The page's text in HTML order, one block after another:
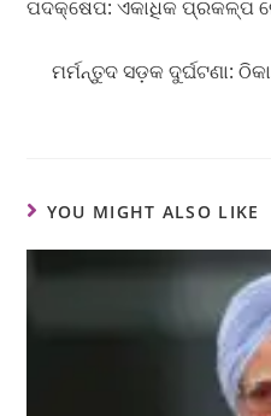
ପଦକ୍ଷେପ: ଏକାଧିକ ପ୍ରକଳ୍ପ
ମର୍ମନ୍ତୁଦ ସଡ଼କ ଦୁର୍ଘଟଣା:
YOU MIGHT ALSO LIKE